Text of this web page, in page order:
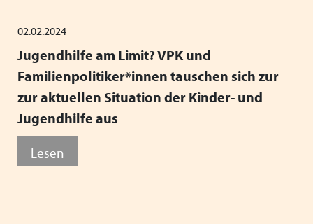
02.02.2024
Jugendhilfe am Limit? VPK und
Familienpolitiker*innen tauschen sich zur
zur aktuellen Situation der Kinder- und
Jugendhilfe aus
Lesen